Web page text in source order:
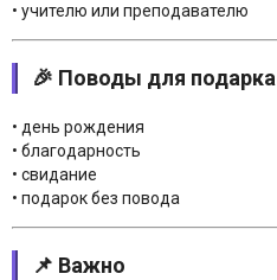
• учителю или преподавателю
🎉 Поводы для подарка
• день рождения
• благодарность
• свидание
• подарок без повода
📌 Важно